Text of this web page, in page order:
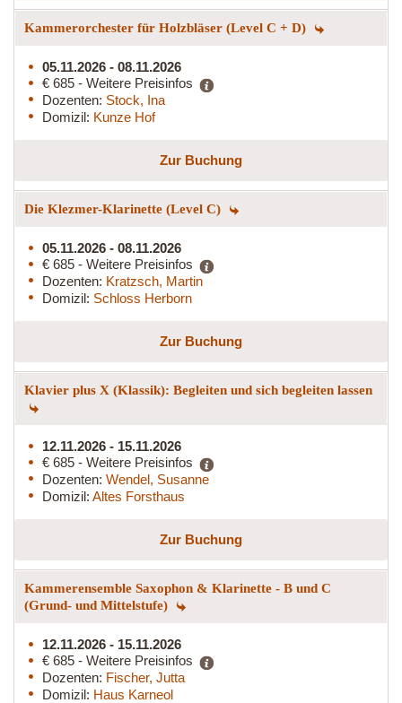
Kammerorchester für Holzbläser (Level C + D)
05.11.2026 - 08.11.2026
€ 685 - Weitere Preisinfos
Dozenten: Stock, Ina
Domizil: Kunze Hof
Zur Buchung
Die Klezmer-Klarinette (Level C)
05.11.2026 - 08.11.2026
€ 685 - Weitere Preisinfos
Dozenten: Kratzsch, Martin
Domizil: Schloss Herborn
Zur Buchung
Klavier plus X (Klassik): Begleiten und sich begleiten lassen
12.11.2026 - 15.11.2026
€ 685 - Weitere Preisinfos
Dozenten: Wendel, Susanne
Domizil: Altes Forsthaus
Zur Buchung
Kammerensemble Saxophon & Klarinette - B und C
(Grund- und Mittelstufe)
12.11.2026 - 15.11.2026
€ 685 - Weitere Preisinfos
Dozenten: Fischer, Jutta
Domizil: Haus Karneol